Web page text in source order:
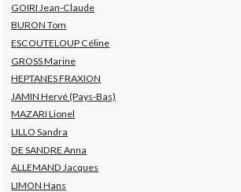
GOIRI Jean-Claude
BURON Tom
ESCOUTELOUP Céline
GROSS Marine
HEPTANES FRAXION
JAMIN Hervé (Pays-Bas)
MAZARI Lionel
LILLO Sandra
DE SANDRE Anna
ALLEMAND Jacques
LIMON Hans